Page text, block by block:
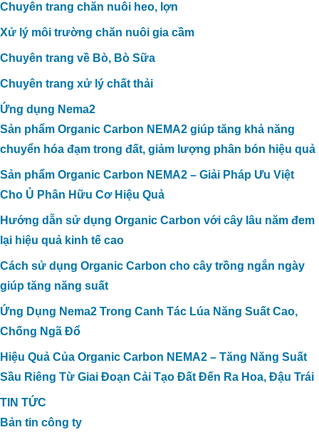
Chuyên trang chăn nuôi heo, lợn
Xử lý môi trường chăn nuôi gia cầm
Chuyên trang về Bò, Bò Sữa
Chuyên trang xử lý chất thải
Ứng dụng Nema2
Sản phẩm Organic Carbon NEMA2 giúp tăng khả năng
chuyển hóa đạm trong đất, giảm lượng phân bón hiệu quả
Sản phẩm Organic Carbon NEMA2 – Giải Pháp Ưu Việt
Cho Ủ Phân Hữu Cơ Hiệu Quả
Hướng dẫn sử dụng Organic Carbon với cây lâu năm đem
lại hiệu quả kinh tế cao
Cách sử dụng Organic Carbon cho cây trồng ngắn ngày
giúp tăng năng suất
Ứng Dụng Nema2 Trong Canh Tác Lúa Năng Suất Cao,
Chống Ngã Đổ
Hiệu Quả Của Organic Carbon NEMA2 – Tăng Năng Suất
Sầu Riêng Từ Giai Đoạn Cải Tạo Đất Đến Ra Hoa, Đậu Trái
TIN TỨC
Bản tin công ty